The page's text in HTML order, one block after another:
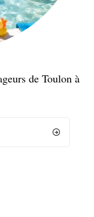
de Toulon à